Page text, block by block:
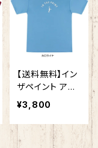
ューズ】 バッシ
ュ アシック
ス バスケ シ
ューズ バスケ
ット ゲルバー
スト
【送料無料】イン
ザペイント アッ
パーアーチロゴ
Tシャツ ITP26
002 半袖 プラ
シャツ ウェア ト
¥3,800